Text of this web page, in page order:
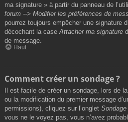
ma signature » à partir du panneau de
forum --> Modifier les préférences de
pourrez toujours empêcher une signature
décochant la case Attacher ma signature
de message.
Haut
Comment créer un sondage ?
Il est facile de créer un sondage, lors de
ou la modification du premier message
permissions), cliquez sur l’onglet Sondage
vous ne le voyez pas, vous n’avez